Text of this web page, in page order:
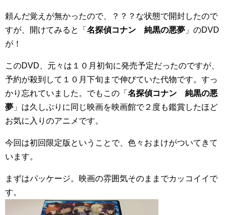
頼んだ覚えが無かったので、？？？な状態で開封したので
すが、開けてみると「 名探偵コナン 純黒の悪夢 」のDVD
が！
このDVD、元々は１０月初旬に発売予定だったのですが、
予約が殺到して１０月下旬まで伸びていた代物です。すっ
かり忘れていました。でもこの「 名探偵コナン 純黒の悪
夢 」は久しぶりに同じ映画を映画館で２度も鑑賞したほど
お気に入りのアニメです。
今回は初回限定版ということで、色々おまけがついてきて
います。
まずはパッケージ。映画の雰囲気そのままでカッコイイで
す。